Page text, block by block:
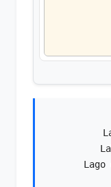
Lago